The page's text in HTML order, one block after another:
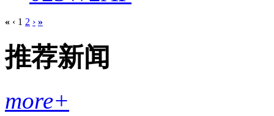
« ‹ 1 2 › »
推荐新闻
more+